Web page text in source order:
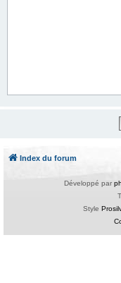
Index du forum
Développé par
Style